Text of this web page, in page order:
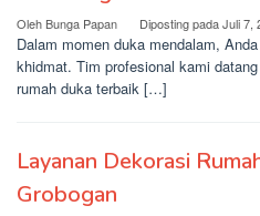
Oleh Bunga Papan Diposting padaJuli 7,
Dalam momen duka mendalam,
khidmat. Tim profesional kami
rumah duka terbaik […]
Layanan Dekorasi
Grobogan